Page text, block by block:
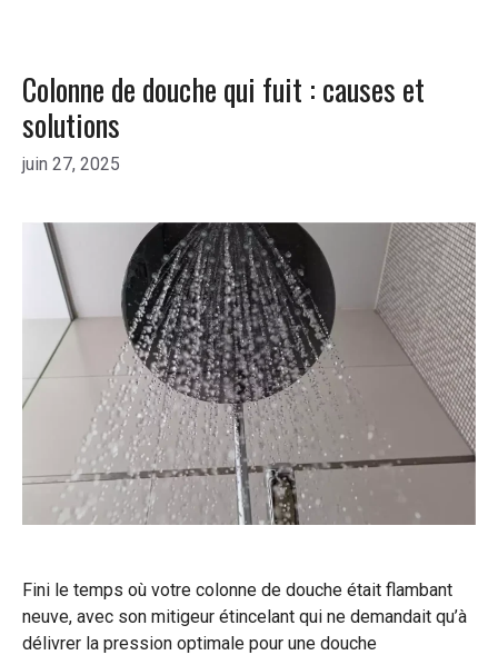
Colonne de douche qui fuit : causes et
solutions
juin 27, 2025
Fini le temps où votre colonne de douche était flambant
neuve, avec son mitigeur étincelant qui ne demandait qu’à
délivrer la pression optimale pour une douche